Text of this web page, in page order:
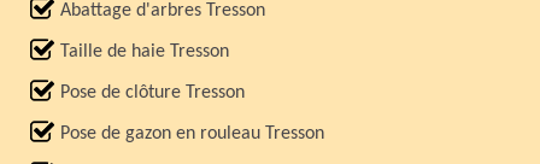
Abattage d'arbres Tresson
Taille de haie Tresson
Pose de clôture Tresson
Pose de gazon en rouleau Tresson